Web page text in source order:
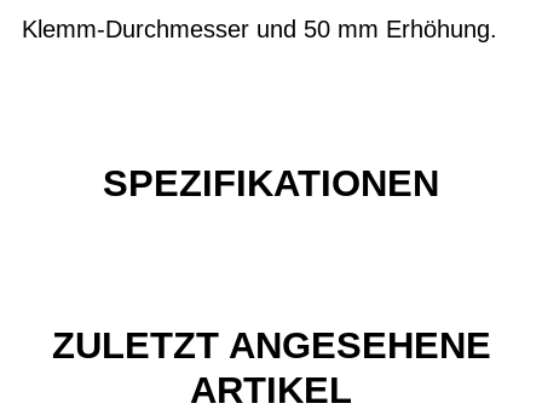
Klemm-Durchmesser und 50 mm Erhöhung.
SPEZIFIKATIONEN
ZULETZT ANGESEHENE
ARTIKEL